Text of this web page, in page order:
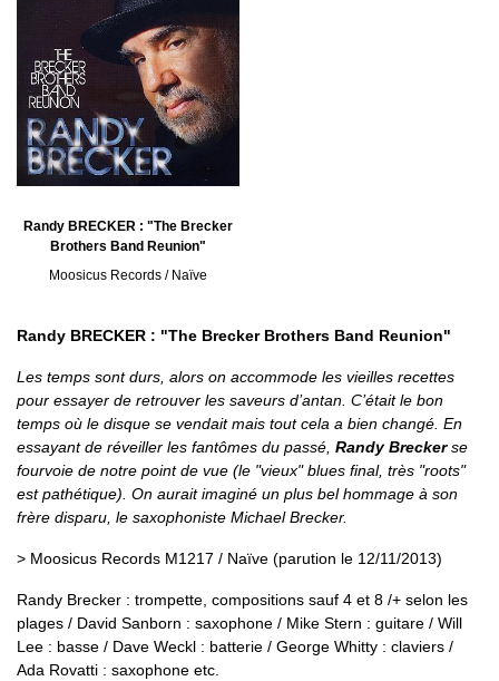
Randy BRECKER : "The Brecker
Brothers Band Reunion"
Moosicus Records / Naïve
Randy BRECKER : "The Brecker Brothers Band Reunion"
Les temps sont durs, alors on accommode les vieilles recettes
pour essayer de retrouver les saveurs d’antan. C’était le bon
temps où le disque se vendait mais tout cela a bien changé. En
essayant de réveiller les fantômes du passé, Randy Breckerse
fourvoie de notre point de vue (le "vieux" blues final, très "roots"
est pathétique). On aurait imaginé un plus bel hommage à son
frère disparu, le saxophoniste Michael Brecker.
> Moosicus Records M1217 / Naïve (parution le 12/11/2013)
Randy Brecker : trompette, compositions sauf 4 et 8 /+ selon les
plages / David Sanborn : saxophone / Mike Stern : guitare / Will
Lee : basse / Dave Weckl : batterie / George Whitty : claviers /
Ada Rovatti : saxophone etc.